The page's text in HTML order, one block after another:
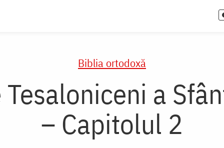
Biblia ortodoxă
a
– Capitolul 2